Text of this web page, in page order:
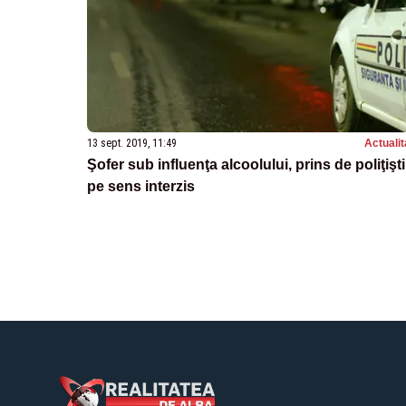
13 sept. 2019, 11:49
Şofer sub influenţa alcoolului, prins de poliţişti
pe sens interzis